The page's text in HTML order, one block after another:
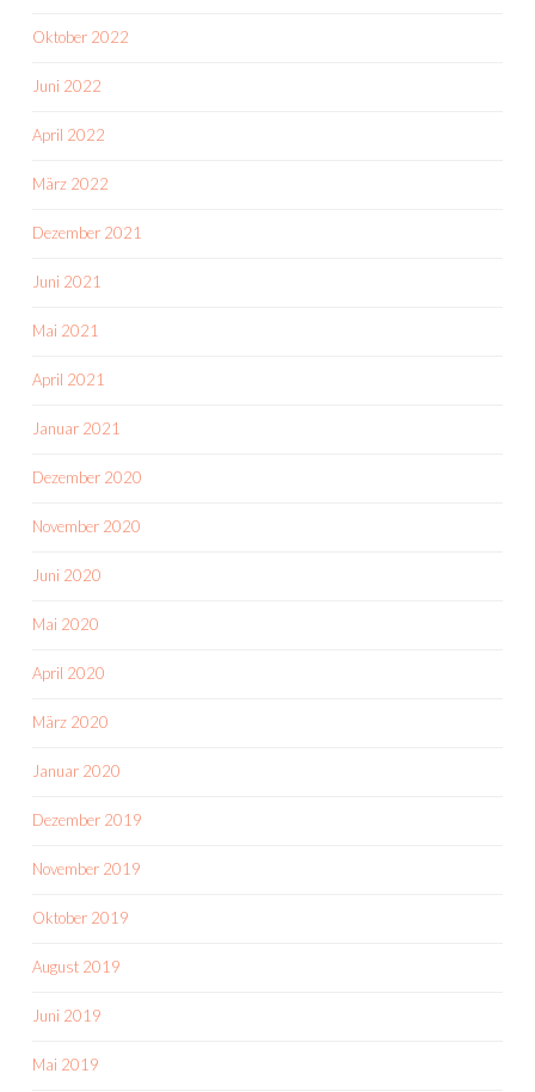
Oktober 2022
Juni 2022
April 2022
März 2022
Dezember 2021
Juni 2021
Mai 2021
April 2021
Januar 2021
Dezember 2020
November 2020
Juni 2020
Mai 2020
April 2020
März 2020
Januar 2020
Dezember 2019
November 2019
Oktober 2019
August 2019
Juni 2019
Mai 2019